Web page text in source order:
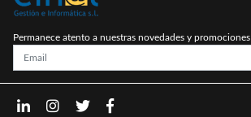
Permanece atento a nuestras novedades y promociones